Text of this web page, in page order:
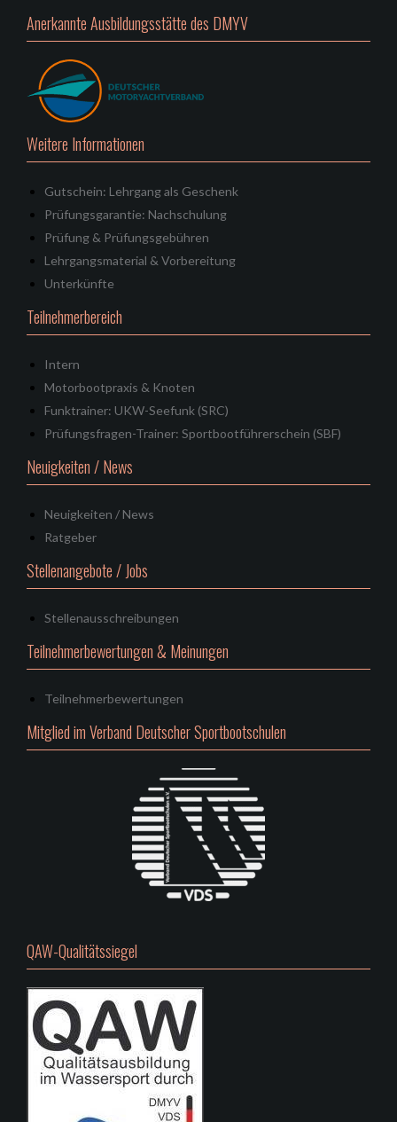
Anerkannte Ausbildungsstätte des DMYV
Weitere Informationen
Gutschein: Lehrgang als Geschenk
Prüfungsgarantie: Nachschulung
Prüfung & Prüfungsgebühren
Lehrgangsmaterial & Vorbereitung
Unterkünfte
Teilnehmerbereich
Intern
Motorbootpraxis & Knoten
Funktrainer: UKW-Seefunk (SRC)
Prüfungsfragen-Trainer: Sportbootführerschein (SBF)
Neuigkeiten / News
Neuigkeiten / News
Ratgeber
Stellenangebote / Jobs
Stellenausschreibungen
Teilnehmerbewertungen & Meinungen
Teilnehmerbewertungen
Mitglied im Verband Deutscher Sportbootschulen
QAW-Qualitätssiegel